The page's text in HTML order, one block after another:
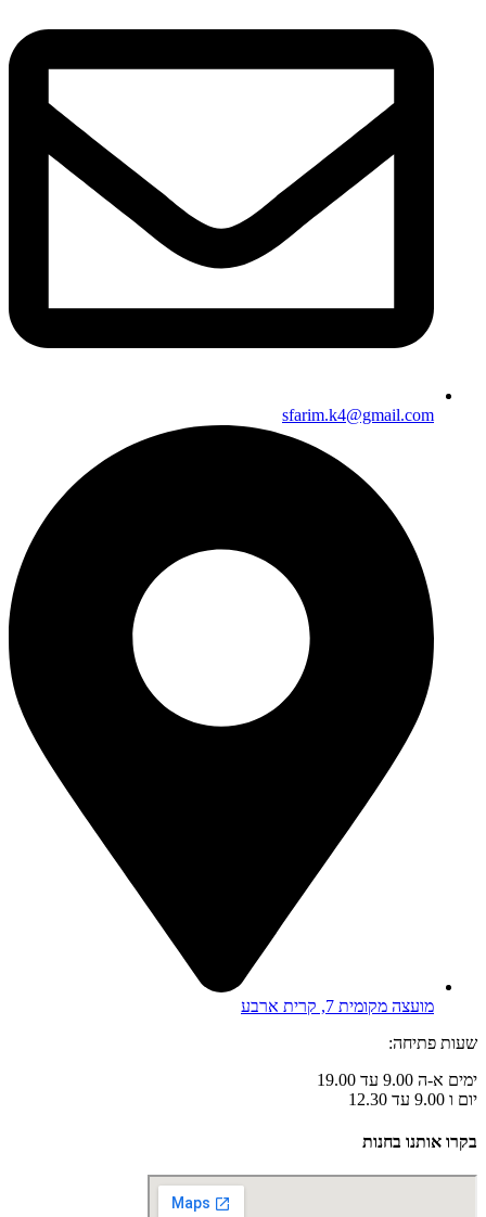
sfarim.k4@gmail.com
מועצה מקומית 7, קרית ארבע
שעות פתיחה:
ימים א-ה 9.00 עד 19.00
יום ו 9.00 עד 12.30
בקרו אותנו בחנות